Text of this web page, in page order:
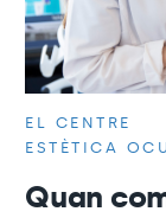
EL CENTRE
ESTÈTICA
Quan